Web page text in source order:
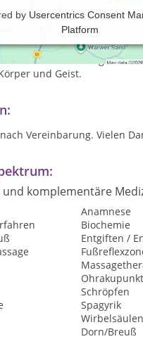
by Usercentrics Consent
Platform
für Akupunktur, sanfte
Breuss, Kinesiologie und
Gesunderhaltung.
und Geist.
Vereinbarung. Vielen
komplementäre
Anamnese
Biochemie
Entgiften /
Schröpfen
Spagyrik
Dorn/Breuß